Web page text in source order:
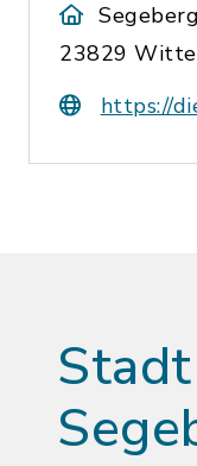
23829
https://